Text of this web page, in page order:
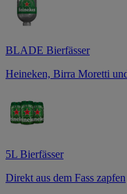
BLADE Bierfässer
Heineken, Birra Moretti
5L Bierfässer
Direkt aus dem Fass zapfen